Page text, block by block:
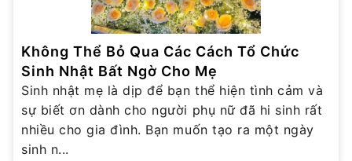
Không Thể Bỏ Qua Các Cách Tổ Chức
Sinh Nhật Bất Ngờ Cho Mẹ
Sinh nhật mẹ là dịp để bạn thể hiện tình cảm và
sự biết ơn dành cho người phụ nữ đã hi sinh rất
nhiều cho gia đình. Bạn muốn tạo ra một ngày
sinh n...